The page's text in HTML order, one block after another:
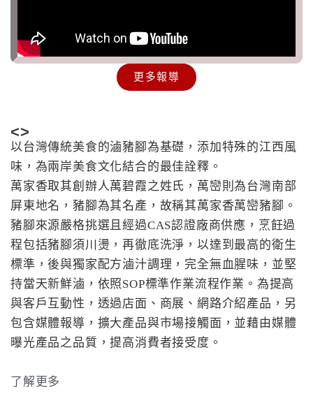
<>
以台灣傳統美食的滷豬腳為基礎，添加特殊的江西風
味，為兩岸美食文化結合的最佳詮釋。
萬家香取其創辦人萬碧霞之姓氏，萬巒則為台灣南部
屏東地名，豬腳為其名產，故稱其萬家香萬巒豬腳。
豬腳來源嚴格挑選且經過CAS認證廠商供應，烹飪過
程包括豬腳須川燙，再徹底洗淨，以達到最高的衛生
標準，後與獨家配方滷汁調理，完全無血腥味，並堅
持當天新鮮滷，依照SOP標準作業流程作業。為提高
與客戶互動性，透過店面、商展、網路介紹產品，另
包含媒體報導，擴大產品與市場接觸面，並藉由媒體
曝光產品之品質，提高消費者接受度。
了解更多
更多報導